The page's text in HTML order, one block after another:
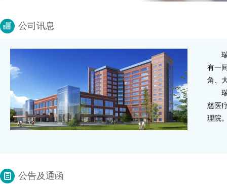
公司讯息
瑞慈
有一
角、
瑞慈
慈医
理院
公告及通函